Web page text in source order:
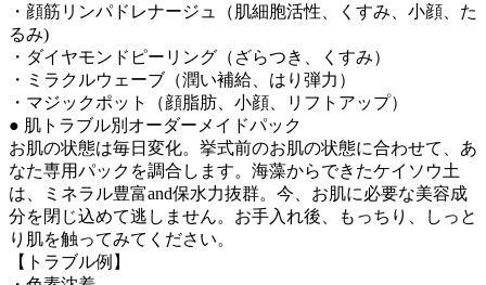
・顔筋リンパドレナージュ（肌細胞活性、くすみ、小顔、た
るみ)
・ダイヤモンドピーリング（ざらつき、くすみ）
・ミラクルウェーブ（潤い補給、はり弾力）
・マジックポット（顔脂肪、小顔、リフトアップ）
● 肌トラブル別オーダーメイドパック
お肌の状態は毎日変化。挙式前のお肌の状態に合わせて、あ
なた専用パックを調合します。海藻からできたケイソウ土
は、ミネラル豊富and保水力抜群。今、お肌に必要な美容成
分を閉じ込めて逃しません。お手入れ後、もっちり、しっと
り肌を触ってみてください。
【トラブル例】